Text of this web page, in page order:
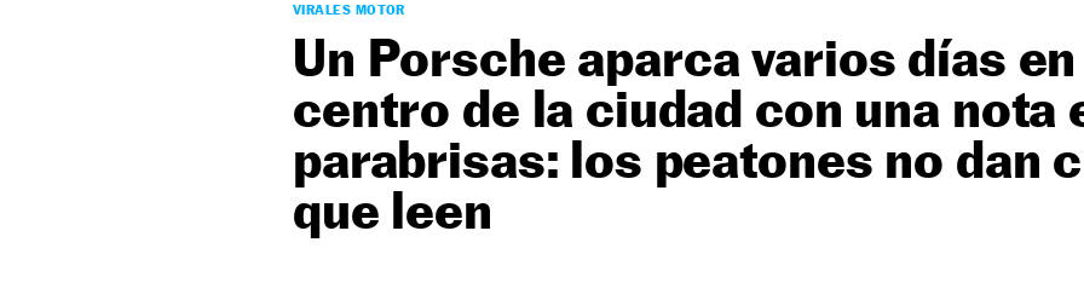
VIRALES MOTOR
Un Porsche aparca varios días
centro de la ciudad con una nota
parabrisas: los peatones no dan
que leen